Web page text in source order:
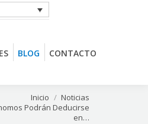
BLOG CONTACTO
Inicio
Noticias
Podrán Deducirse
en…